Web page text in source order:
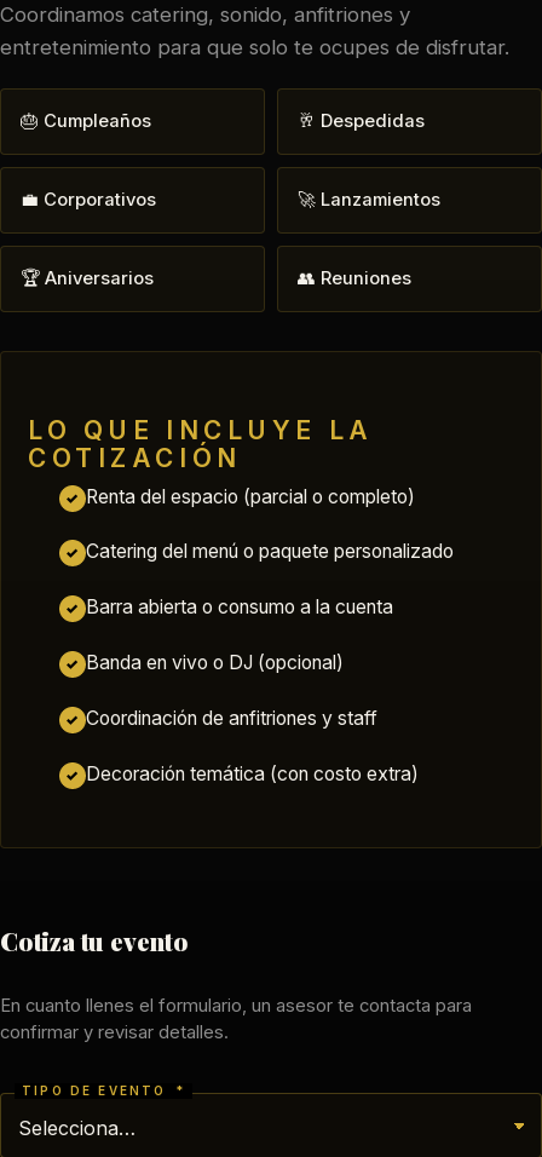
Coordinamos catering, sonido, anfitriones y
entretenimiento para que solo te ocupes de disfrutar.
🎂 Cumpleaños 🥂 Despedidas
💼 Corporativos 🚀 Lanzamientos
🏆 Aniversarios 👥 Reuniones
LO QUE INCLUYE LA
COTIZACIÓN
✓ Renta del espacio (parcial o completo)
✓ Catering del menú o paquete personalizado
✓ Barra abierta o consumo a la cuenta
✓ Banda en vivo o DJ (opcional)
✓ Coordinación de anfitriones y staff
✓ Decoración temática (con costo extra)
Cotiza tu evento
En cuanto llenes el formulario, un asesor te contacta para
confirmar y revisar detalles.
TIPO DE EVENTO *